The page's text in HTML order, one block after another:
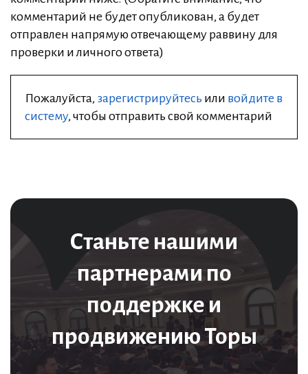
комментарий не будет опубликован, а будет
отправлен напрямую отвечающему раввину для
проверки и личного ответа)
Пожалуйста, зарегистрируйтесь или войдите в
систему, чтобы отправить свой комментарий
Станьте нашими
партнерами по
поддержке и
продвижению Торы